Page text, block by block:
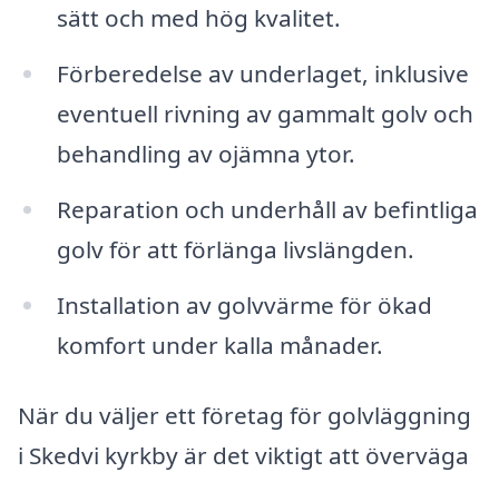
sätt och med hög kvalitet.
Förberedelse av underlaget, inklusive
eventuell rivning av gammalt golv och
behandling av ojämna ytor.
Reparation och underhåll av befintliga
golv för att förlänga livslängden.
Installation av golvvärme för ökad
komfort under kalla månader.
När du väljer ett företag för golvläggning
i Skedvi kyrkby är det viktigt att överväga